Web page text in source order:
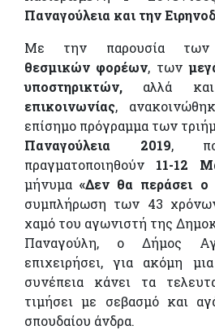
Παναγούλεια και την
Με την παρουσία των
θεσμικών φορέων, των
υποστηρικτών, αλλά
επικοινωνίας,
επίσημο πρόγραμμα των
Παναγούλεια 2019,
πραγματοποιηθούν 11-12
μήνυμα«Δεν θα περάσει ο
συμπλήρωση των 43
χαμό του αγωνιστή της
Παναγούλη, ο Δήμος
επιχειρήσει, για ακόμη
συνέπεια κάνει τα
τιμήσει με σεβασμό και
σπουδαίου άνδρα.